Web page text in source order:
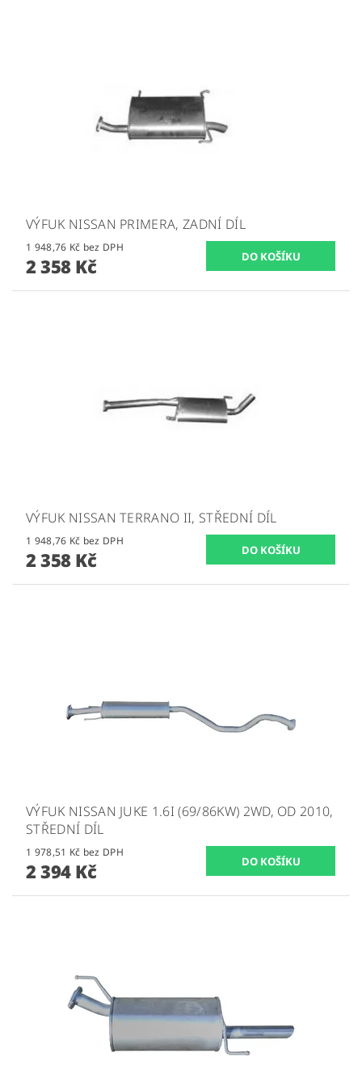
VÝFUK NISSAN PRIMERA, ZADNÍ DÍL
1 948,76 Kč bez DPH
2 358 Kč
VÝFUK NISSAN TERRANO II, STŘEDNÍ DÍL
1 948,76 Kč bez DPH
2 358 Kč
VÝFUK NISSAN JUKE 1.6I (69/86KW) 2WD, OD 2010,
STŘEDNÍ DÍL
1 978,51 Kč bez DPH
2 394 Kč